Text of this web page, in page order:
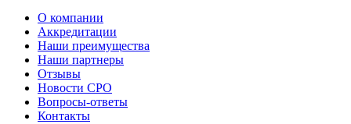
О компании
Аккредитации
Наши преимущества
Наши партнеры
Отзывы
Новости СРО
Вопросы-ответы
Контакты